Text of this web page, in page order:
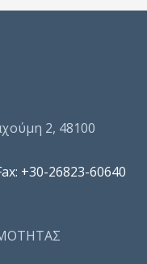
2, 48100
+30-26823-60640